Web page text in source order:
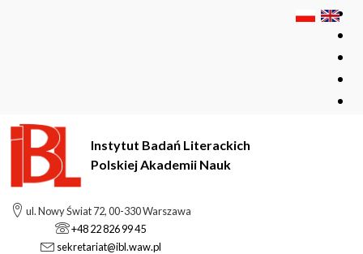
Instytut Badań Literackich
Polskiej Akademii Nauk
ul. Nowy Świat 72, 00-330 Warszawa
+48 22 826 99 45
sekretariat@ibl.waw.pl
Instytut Badań Literackich Polskiej Akademii Nauk
Aktualności
Zaproszenie do 32 numeru rocznika naukowego „Napis”